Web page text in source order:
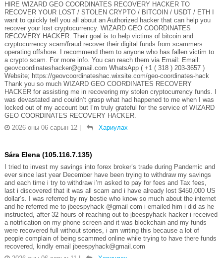
HIRE WIZARD GEO COORDINATES RECOVERY HACKER TO
RECOVER YOUR LOST / STOLEN CRYPTO / BITCOIN / USDT / ETH I
want to quickly tell you all about an Authorized hacker that can help you
recover your lost cryptocurrency. WIZARD GEO COORDINATES
RECOVERY HACKER. Their goal is to help victims of bitcoin and
cryptocurrency scam/fraud recover their digital funds from scammers
operating offshore. I recommend them to anyone who has fallen victim to
a crypto scam. For more info. You can reach them via Email: Email:
geovcoordinateshacker@gmail.com WhatsApp ( +1 ( 318 ) 203-3657 )
Website; https://geovcoordinateshac.wixsite.com/geo-coordinates-hack
Thank you so much WIZARD GEO COORDINATES RECOVERY
HACKER for assisting me in recovering my stolen cryptocurrency funds. I
was devastated and couldn’t grasp what had happened to me when I was
locked out of my account but I’m truly grateful for the service of WIZARD
GEO COORDINATES RECOVERY HACKER.
2026 оны 06 сарын 12
Хариулах
Sára Elena (105.116.7.135)
I tried to invest my savings into forex broker’s trade during Pandemic and
ever since last year December have been trying to withdraw my savings
and each time i try to withdraw i’m asked to pay for fees and Tax fees,
last i discovered that it was all scam and i have already lost $450,000 US
dollar’s. I was referred by my bestie who know so much about the internet
and he referred me to jbeespyhack @gmail com i emailed him i did as he
instructed, after 32 hours of reaching out to jbeespyhack hacker i received
a notification on my phone screen and it was blockchain and my funds
were recovered full without stories, i am writing this because a lot of
people complain of being scammed online while trying to have there funds
recovered, kindly email jbeespyhack@gmail.com